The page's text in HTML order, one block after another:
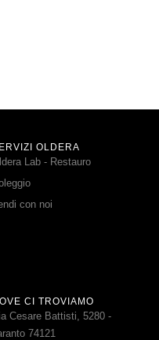
OLDERA
Lab - Restauro
con noi
CI TROVIAMO
Cesare Battisti, 5280 -
74121